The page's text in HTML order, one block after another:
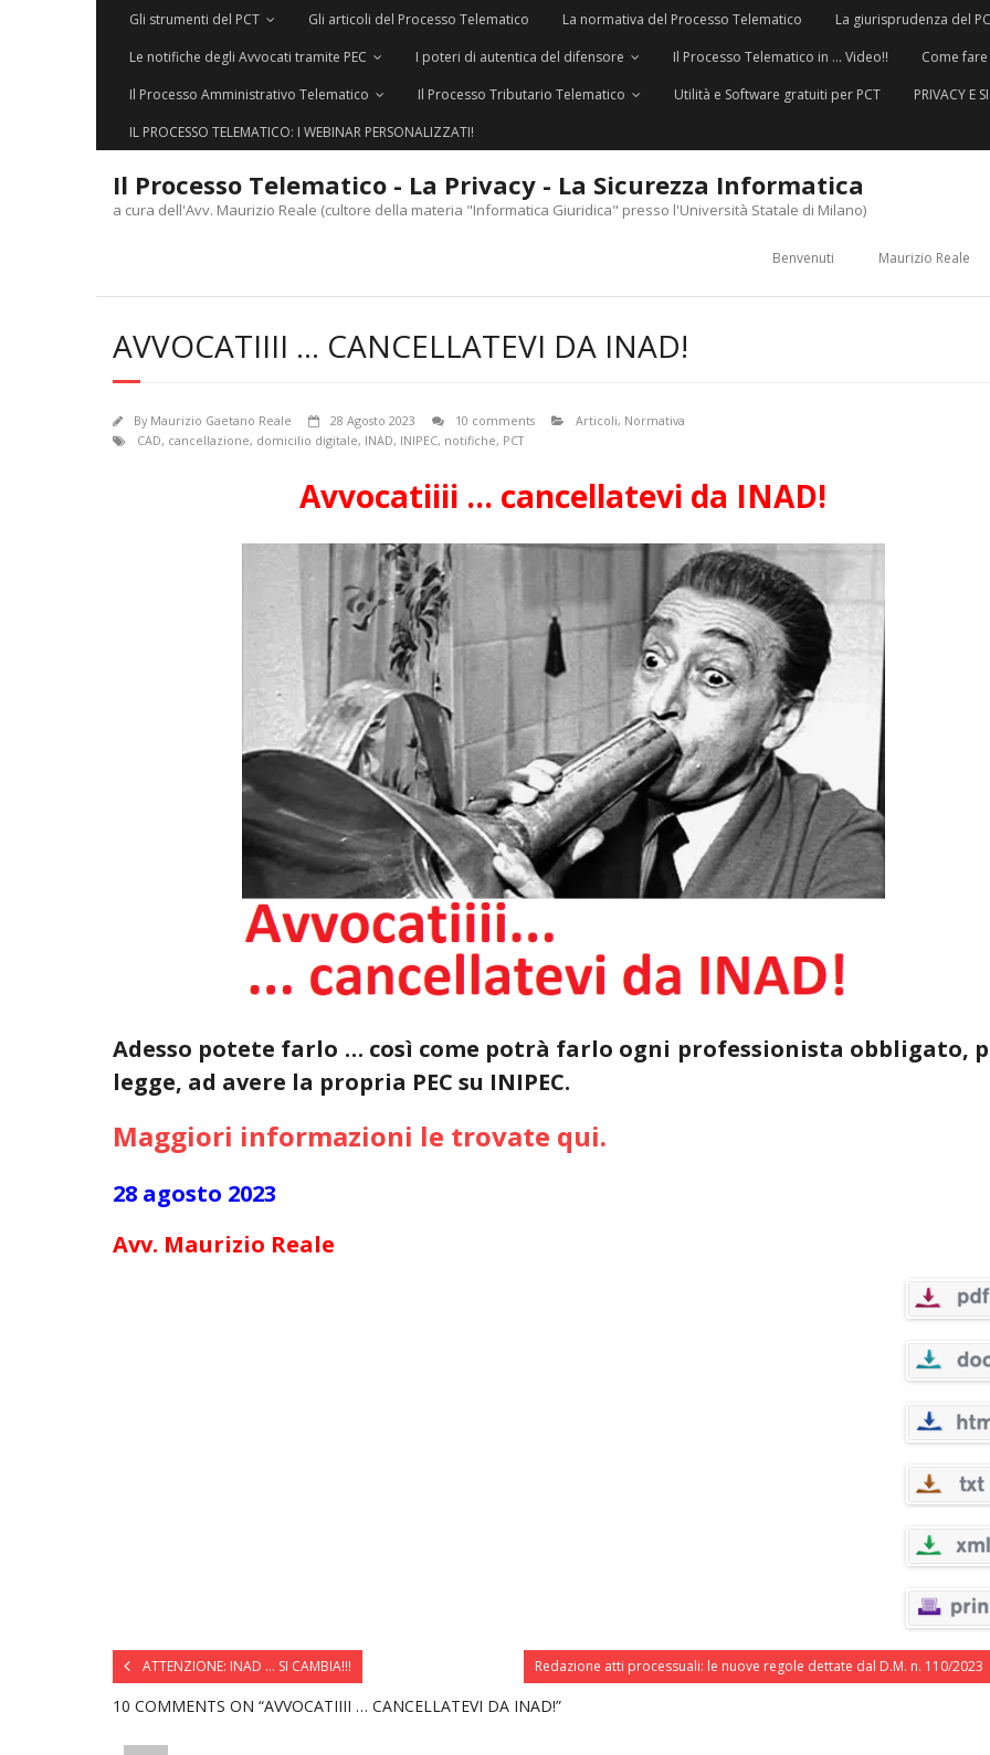
Gli strumenti del PCT Gli articoli del Processo Telematico La normativa del Processo Telematico
La giurisprudenza del
Le notifiche degli Avvocati tramite PEC
I poteri di autentica del difensore Il Processo Telematico in … Video!!
Come
Il Processo Amministrativo Telematico
Il Processo Tributario Telematico Utilità e Software gratuiti per PCT
PRIVACY E
IL PROCESSO TELEMATICO: I WEBINAR PERSONALIZZATI!
Il Processo Telematico - La Privacy - La Sicurezza Informatica
a cura dell'Avv. Maurizio Reale (cultore della materia "Informatica Giuridica" presso l'Università Statale di Milano)
Benvenuti Maurizio Reale
AVVOCATIIII … CANCELLATEVI DA INAD!
By Maurizio Gaetano Reale 28 Agosto 2023 10 comments Articoli, Normativa
CAD, cancellazione, domicilio digitale, INAD, INIPEC, notifiche, PCT
Avvocatiiii … cancellatevi da INAD!
Adesso potete farlo … così come potrà farlo ogni professionista obbligato,
legge, ad avere la propria PEC su INIPEC.
Maggiori informazioni le trovate qui.
28 agosto 2023
Avv. Maurizio Reale
ATTENZIONE: INAD … SI CAMBIA!!! Redazione atti processuali: le nuove regole dettate dal D.M. n. 110/2023
10 COMMENTS ON “AVVOCATIIII … CANCELLATEVI DA INAD!”